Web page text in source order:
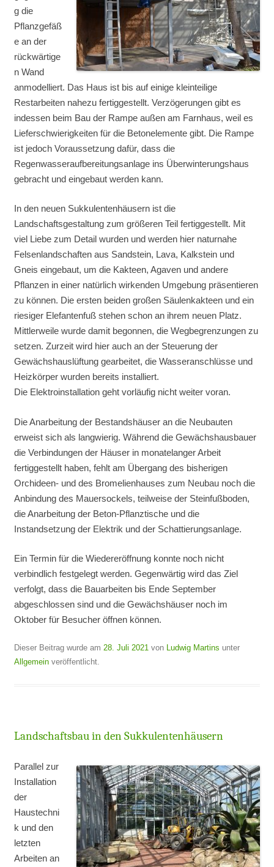
g die
Pflanzgefäß
e an der
rückwärtige
n Wand
anmodelliert. Das Haus ist bis auf einige kleinteilige
Restarbeiten nahezu fertiggestellt. Verzögerungen gibt es
indessen beim Bau der Rampe außen am Farnhaus, weil es
Lieferschwierigkeiten für die Betonelemente gibt. Die Rampe
ist jedoch Voraussetzung dafür, dass die
Regenwasseraufbereitungsanlage ins Überwinterungshaus
gebracht und eingebaut werden kann.
In den neuen Sukkulentenhäusern ist die
Landschaftsgestaltung zum größeren Teil fertiggestellt. Mit
viel Liebe zum Detail wurden und werden hier naturnahe
Felsenlandschaften aus Sandstein, Lava, Kalkstein und
Gneis eingebaut, um die Kakteen, Agaven und andere
Pflanzen in einer natürlich wirkenden Umgebung präsentieren
zu können. Die ersten beiden großen Säulenkakteen und ein
riesiger Elefantenfuß stehen schon an ihrem neuen Platz.
Mittlerweile wurde damit begonnen, die Wegbegrenzungen zu
setzen. Zurzeit wird hier auch an der Steuerung der
Gewächshauslüftung gearbeitet, die Wasseranschlüsse und
Heizkörper wurden bereits installiert.
Die Elektroinstallation geht vorläufig nicht weiter voran.
Die Anarbeitung der Bestandshäuser an die Neubauten
erweist sich als langwierig. Während die Gewächshausbauer
die Verbindungen der Häuser in monatelanger Arbeit
fertiggestellt haben, fehlt am Übergang des bisherigen
Orchideen- und des Bromelienhauses zum Neubau noch die
Anbindung des Mauersockels, teilweise der Steinfußboden,
die Anarbeitung der Beton-Pflanztische und die
Instandsetzung der Elektrik und der Schattierungsanlage.
Ein Termin für die Wiedereröffnung konnte noch nicht
verbindlich festgelegt werden. Gegenwärtig wird das Ziel
verfolgt, dass die Bauarbeiten bis Ende September
abgeschlossen sind und die Gewächshäuser noch im
Oktober für Besucher öffnen können.
Dieser Beitrag wurde am28. Juli 2021 von Ludwig Martins unter
Allgemein veröffentlicht.
Landschaftsbau in den Sukkulentenhäusern
Parallel zur
Installation
der
Haustechni
k und den
letzten
Arbeiten an